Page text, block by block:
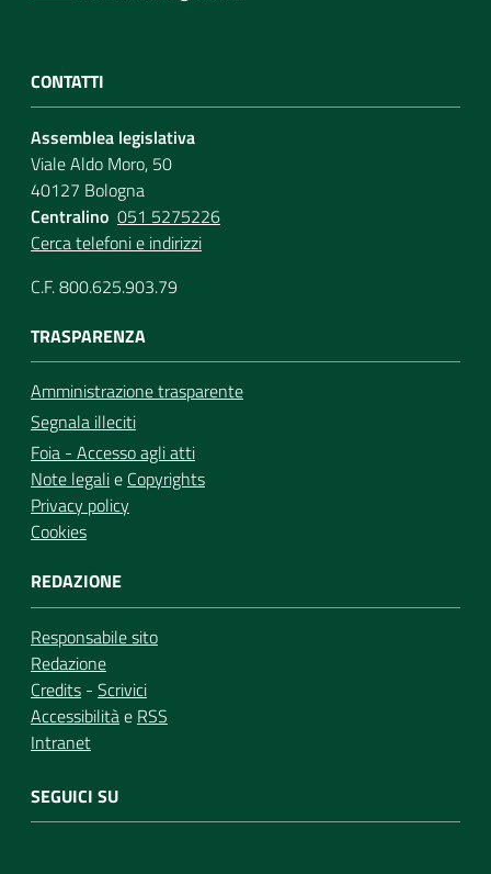
CONTATTI
Assemblea legislativa
Viale Aldo Moro, 50
40127 Bologna
Centralino 051 5275226
Cerca telefoni e indirizzi
C.F. 800.625.903.79
TRASPARENZA
Amministrazione trasparente
Segnala illeciti
Foia - Accesso agli atti
Note legalie Copyrights
Privacy policy
Cookies
REDAZIONE
Responsabile sito
Redazione
Credits - Scrivici
Accessibilitàe RSS
Intranet
SEGUICI SU